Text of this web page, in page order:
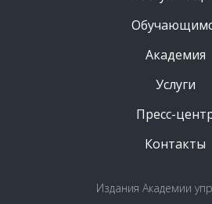
Академия
Услуги
Пресс-
Контакты
Издания Академии